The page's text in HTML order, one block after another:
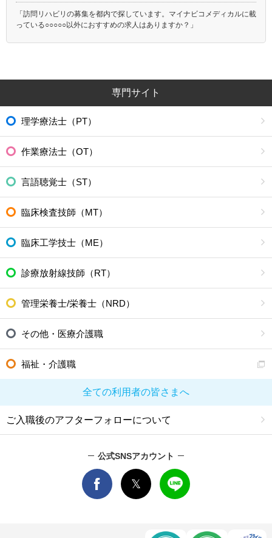
「訪問リハビリの募集を都内で探しています。マイナビコメディカルに載
っている○○○○○以外におすすめの求人はありますか？」
専門サイト
理学療法士（PT）
作業療法士（OT）
言語聴覚士（ST）
臨床検査技師（MT）
臨床工学技士（ME）
診療放射線技師（RT）
管理栄養士/栄養士（NRD）
その他・医療介護職
福祉・介護職
全ての利用者の皆さまへ
ご入職後のアフターフォローについて
公式SNSアカウント